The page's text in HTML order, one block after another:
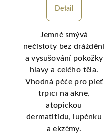
Detail
Jemně smývá
nečistoty bez dráždění
a vysušování pokožky
hlavy a celého těla.
Vhodná péče pro pleť
trpící na akné,
atopickou
dermatitidu, lupénku
a ekzémy.